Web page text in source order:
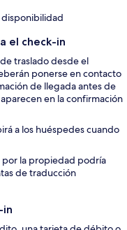
el check-in
traslado desde el
ponerse en contacto
de llegada antes de
en la confirmación
a los huéspedes cuando
por la propiedad podría
de traducción
in